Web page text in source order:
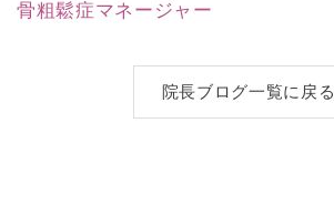
稿
骨粗鬆症マネージャー
院長ブログ一覧に戻る